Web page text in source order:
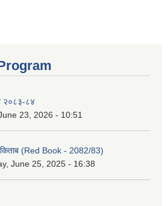
२०८३-८४
23, 2026 - 10:51
(Red Book - 2082/83)
June 25, 2025 - 16:38